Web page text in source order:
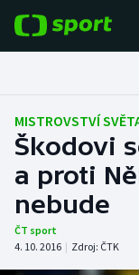
Fotbal
Hokej
Tenis
Atletika
MISTROVSTVÍ
Škodovi
a proti
nebude
ČT sport
4. 10. 2016 | Zdroj: ČTK